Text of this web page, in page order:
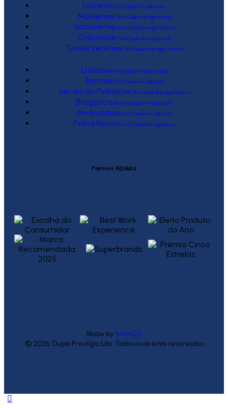
Loures(RE/MAX Duplo Prestígio One)
Malveira(RE/MAX Duplo Prestígio West)
Sacavém(RE/MAX Duplo Prestígio Factory)
Odivelas(RE/MAX Duplo Prestígio Local)
Torres Vedras(RE/MAX Duplo Prestígio Várzea)
Lisboa(RE/MAX Duplo Prestígio Action)
Sintra(RE/MAX Duplo Prestígio Link)
Venda do Pinheiro(RE/MAX Duplo Prestígio Raízes)
Bragança(RE/MAX Duplo Prestígio Urbis)
Mirandela(RE/MAX Duplo Prestígio Tua)
Pinhal Novo(RE/MAX Duplo Prestígio Novo)
Prémios RE/MAX
Made by Brand22
© 2026. Duplo Prestígio Lda. Todos os direitos reservados